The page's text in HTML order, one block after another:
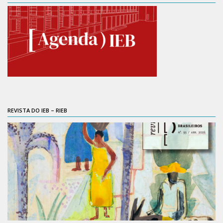
Moraes Silva
Portais
Educação em Fronteiras
Manuel Correia de Andrade
Graduação
Sobre a Graduação
Disciplinas
1° semestre
2° semestre
Aluno Especial
REVISTA DO IEB – RIEB